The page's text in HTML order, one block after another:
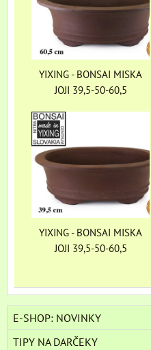
YIXING - BONSAI MISKA
JOJI 39,5-50-60,5
YIXING - BONSAI MISKA
JOJI 39,5-50-60,5
E-SHOP: NOVINKY
TIPY NA DARČEKY